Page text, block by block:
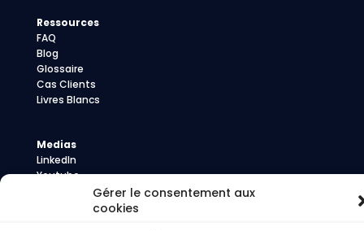
Gérer le consentement aux
cookies
Ressources
FAQ
Blog
Glossaire
Cas Clients
Livres Blancs
Medias
LinkedIn
Youtube